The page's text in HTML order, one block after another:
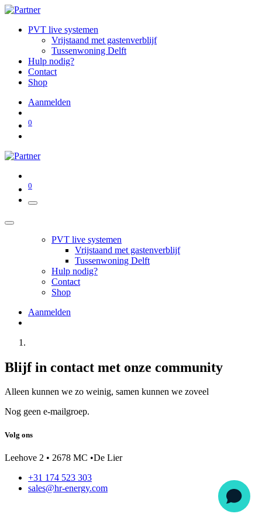
PVT live systemen
Vrijstaand met gastenverblijf
Tussenwoning Delft
Hulp nodig?
Contact
Shop
Aanmelden
0
0
PVT live systemen
Vrijstaand met gastenverblijf
Tussenwoning Delft
Hulp nodig?
Contact
Shop
Aanmelden
Blijf in contact met onze community
Alleen kunnen we zo weinig, samen kunnen we zoveel
Nog geen e-mailgroep.
Volg ons
Leehove 2 • 2678 MC •De Lier
+31 174 523 303
sales@hr-energy.com